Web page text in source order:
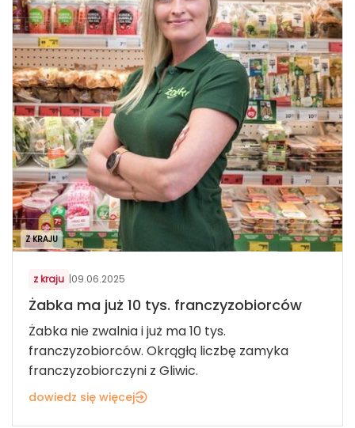
Z KRAJU
z kraju |09.06.2025
Żabka ma już 10 tys. franczyzobiorców
Żabka nie zwalnia i już ma 10 tys.
franczyzobiorców. Okrągłą liczbę zamyka
franczyzobiorczyni z Gliwic.
dowiedz się więcej